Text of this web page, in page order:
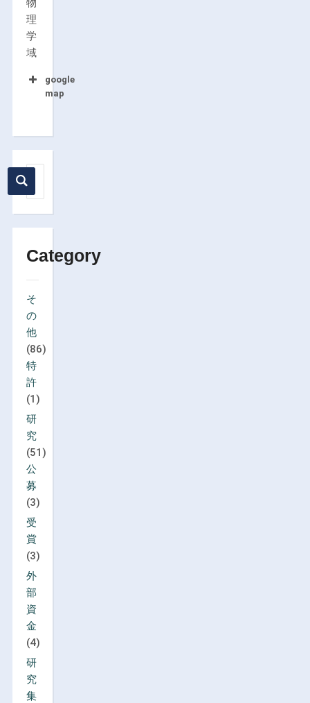
物
理
学
域
google
map
Category
そ
の
他
(86)
特
許
(1)
研
究
(51)
公
募
(3)
受
賞
(3)
外
部
資
金
(4)
研
究
集